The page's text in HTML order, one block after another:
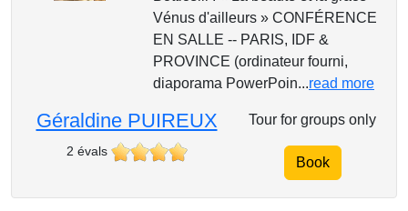
Vénus d'ailleurs » CONFÉRENCE
EN SALLE -- PARIS, IDF &
PROVINCE (ordinateur fourni,
diaporama PowerPoin...read more
Géraldine PUIREUX
2 évals
Tour for groups only
Book